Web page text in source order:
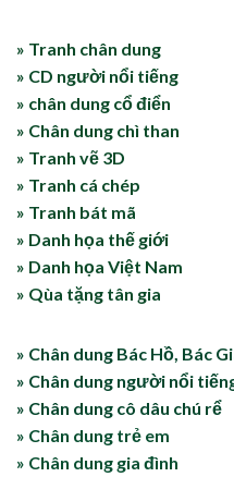
» Tranh chân dung
» CD người nổi tiếng
» chân dung cổ điển
» Chân dung chì than
» Tranh vẽ 3D
» Tranh cá chép
» Tranh bát mã
» Danh họa thế giới
» Danh họa Việt Nam
» Qùa tặng tân gia
» Chân dung Bác Hồ, Bác
» Chân dung người nổi
» Chân dung cô dâu chú rể
» Chân dung trẻ em
» Chân dung gia đình